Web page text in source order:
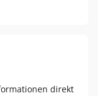
Ausnahmefällen
direkt